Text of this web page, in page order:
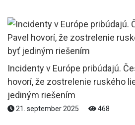
Incidenty v Európe pribúdajú.
hovorí, že zostrelenie ruského
jediným riešením
21. september 2025 468